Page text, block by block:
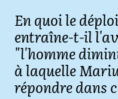
En quoi le
entraîne-t-il
"l'homme
à laquelle
répondre dans